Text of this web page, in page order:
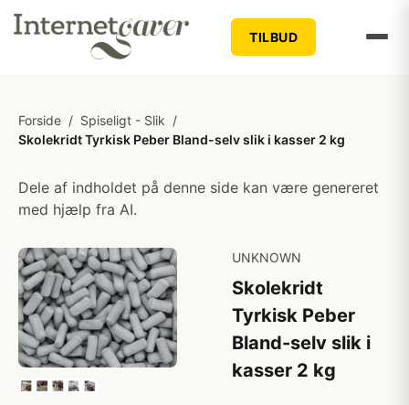
TILBUD
Forside / Spiseligt - Slik /
Skolekridt Tyrkisk Peber Bland-selv slik i kasser 2 kg
Dele af indholdet på denne side kan være genereret
med hjælp fra AI.
UNKNOWN
Skolekridt
Tyrkisk Peber
Bland-selv slik i
kasser 2 kg